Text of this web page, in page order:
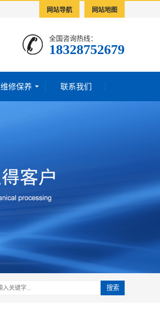
网站导航 网站地图
全国咨询热线：
‭18328752679‬‬
维修保养 联系我们
搜索